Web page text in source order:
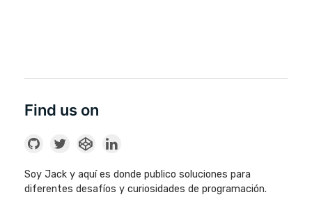
Find us on
Soy Jack y aquí es donde publico soluciones para
diferentes desafíos y curiosidades de programación.